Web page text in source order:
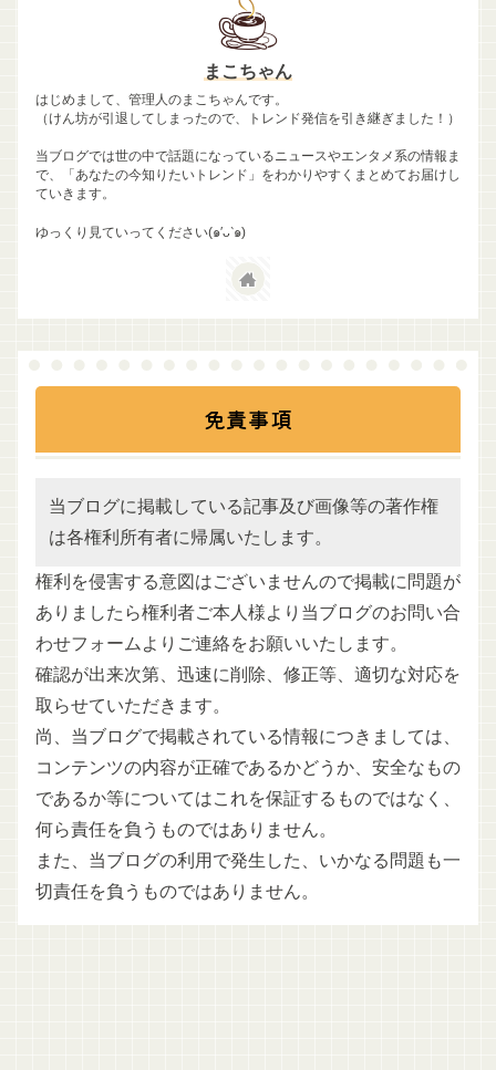
まこちゃん
はじめまして、管理人のまこちゃんです。
（けん坊が引退してしまったので、トレンド発信を引き継ぎました！）
当ブログでは世の中で話題になっているニュースやエンタメ系の情報ま
で、「あなたの今知りたいトレンド」をわかりやすくまとめてお届けし
ていきます。
ゆっくり見ていってください(๑′ᴗ‵๑)
免責事項
当ブログに掲載している記事及び画像等の著作権
は各権利所有者に帰属いたします。
権利を侵害する意図はございませんので掲載に問題が
ありましたら権利者ご本人様より当ブログのお問い合
わせフォームよりご連絡をお願いいたします。
確認が出来次第、迅速に削除、修正等、適切な対応を
取らせていただきます。
尚、当ブログで掲載されている情報につきましては、
コンテンツの内容が正確であるかどうか、安全なもの
であるか等についてはこれを保証するものではなく、
何ら責任を負うものではありません。
また、当ブログの利用で発生した、いかなる問題も一
切責任を負うものではありません。